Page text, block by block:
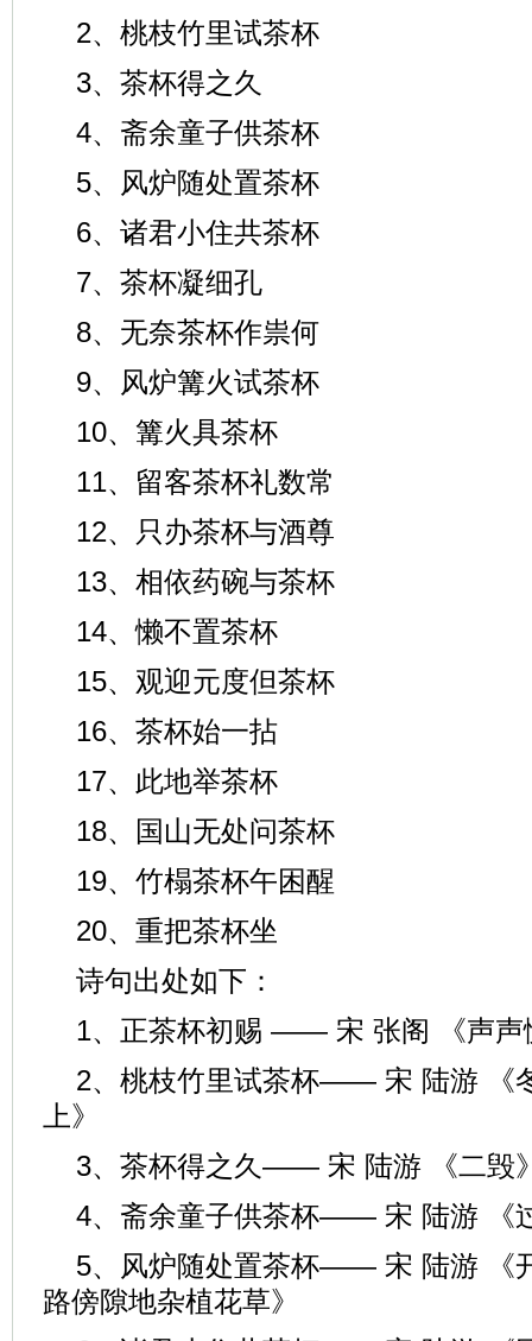
2、桃枝竹里试茶杯
3、茶杯得之久
4、斋余童子供茶杯
5、风炉随处置茶杯
6、诸君小住共茶杯
7、茶杯凝细孔
8、无奈茶杯作祟何
9、风炉篝火试茶杯
10、篝火具茶杯
11、留客茶杯礼数常
12、只办茶杯与酒尊
13、相依药碗与茶杯
14、懒不置茶杯
15、观迎元度但茶杯
16、茶杯始一拈
17、此地举茶杯
18、国山无处问茶杯
19、竹榻茶杯午困醒
20、重把茶杯坐
诗句出处如下：
1、正茶杯初赐 —— 宋 张阁 《声声
2、桃枝竹里试茶杯—— 宋 陆游 《
上》
3、茶杯得之久—— 宋 陆游 《二毁
4、斋余童子供茶杯—— 宋 陆游 《
5、风炉随处置茶杯—— 宋 陆游 《
路傍隙地杂植花草》